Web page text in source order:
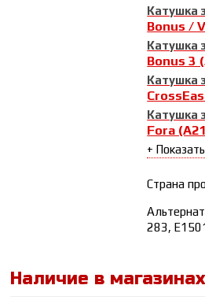
Катушка
Bonus /
Катушка
Bonus 3
Катушка
Катушка
Fora
+
Страна
283,
Наличие в магазинах